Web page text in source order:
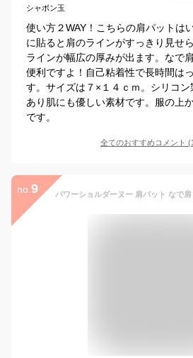
シャボン玉
使い方２WAY！こちらの肩パットは
に貼ると肩のラインがすっきり見せ
ラインが幅広の厚みが出ます。なで
便利ですよ！自己粘着性で長時間は
す。サイズは７×１４ｃｍ。シリコ
あり肌にも優しい素材です。服の上
です。
全てのおすすめコメント (1
no. 9